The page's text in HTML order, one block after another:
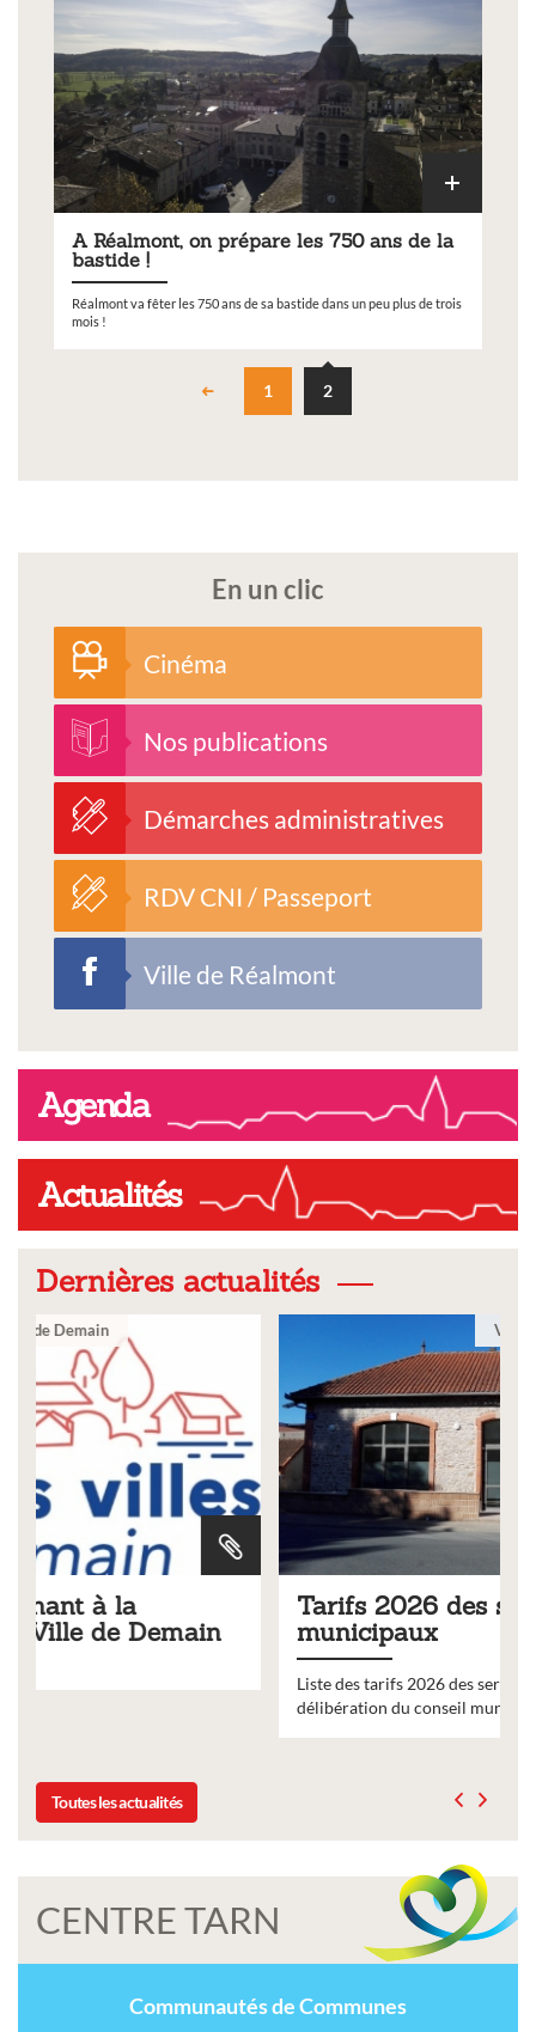
A Réalmont, on prépare les 750 ans de la
bastide !
Réalmont va fêter les 750 ans de sa bastide dans un peu plus de trois
mois !
1 2
En un clic
Cinéma
Nos publications
Démarches administratives
RDV CNI / Passeport
Ville de Réalmont
Agenda
Actualités
Dernières actualités
Tarifs 2026 des services
municipaux
Liste des tarifs 2026 des services municipaux,
délibération du conseil municipal du 19 décembre 2025
Toutes les actualités
CENTRE TARN
Communautés de Communes